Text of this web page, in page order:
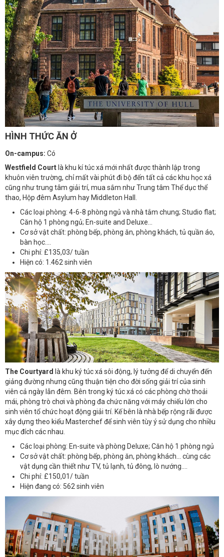
HÌNH THỨC ĂN Ở
On-campus: Có
Westfield Court là khu kí túc xá mới nhất được thành lập trong
khuôn viên trường, chỉ mất vài phút đi bộ đến tất cả các khu học xá
cũng như trung tâm giải trí, mua sắm như Trung tâm Thể dục thể
thao, Hộp đêm Asylum hay Middleton Hall.
Các loại phòng: 4-6-8 phòng ngủ và nhà tắm chung; Studio flat;
Căn hộ 1 phòng ngủ; En-suite and Deluxe...
Cơ sở vật chất: phòng bếp, phòng ăn, phòng khách, tủ quần áo,
bàn học....
Chi phí: £135,03/ tuần
Hiện có: 1.462 sinh viên
The Courtyard là khu ký túc xá sôi động, lý tưởng để di chuyển đến
giảng đường nhưng cũng thuận tiện cho đời sống giải trí của sinh
viên cả ngày lẫn đêm. Bên trong ký túc xá có các phòng chờ thoải
mái, phòng trò chơi và phòng đa chức năng với máy chiếu lớn cho
sinh viên tổ chức hoạt động giải trí. Kế bên là nhà bếp rộng rãi được
xây dựng theo kiểu Masterchef để sinh viên tùy ý sử dụng cho nhiều
mục đích các nhau.
Các loại phòng: En-suite và phòng Deluxe; Căn hộ 1 phòng ngủ
Cơ sở vật chất: phòng bếp, phòng ăn, phòng khách... cùng các
vật dụng cần thiết như TV, tủ lạnh, tủ đông, lò nướng....
Chi phí: £150,01/ tuần
Hiện đang có: 562 sinh viên